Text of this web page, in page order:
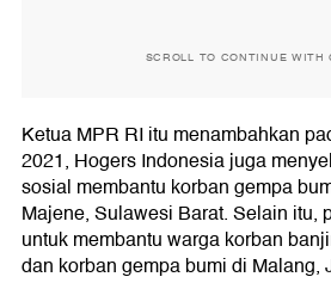
SCROLL TO CONTINUE WITH
Ketua MPR RI itu menambahkan
2021, Hogers Indonesia juga
sosial membantu korban gempa
Majene, Sulawesi Barat. Selain itu,
untuk membantu warga korban
dan korban gempa bumi di Malang,